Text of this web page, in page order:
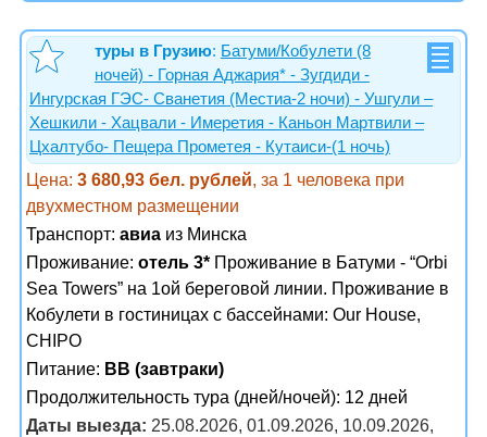
туры в Грузию: Батуми/Кобулети (8
ночей) - Горная Аджария* - Зугдиди -
Ингурская ГЭС- Сванетия (Местиа-2 ночи) - Ушгули –
Хешкили - Хацвали - Имеретия - Каньон Мартвили –
Цхалтубо- Пещера Прометея - Кутаиси-(1 ночь)
Цена: 3 680,93 бел. рублей, за 1 человека при
двухместном размещении
Транспорт: авиа из Минска
Проживание: отель 3* Проживание в Батуми - “Orbi
Sea Towers” на 1ой береговой линии. Проживание в
Кобулети в гостиницах с бассейнами: Our House,
CHIPO
Питание: BB (завтраки)
Продолжительность тура (дней/ночей): 12 дней
Даты выезда: 25.08.2026, 01.09.2026, 10.09.2026,